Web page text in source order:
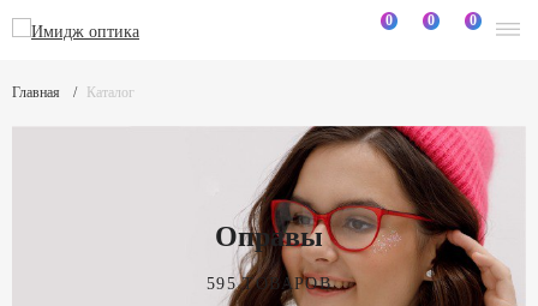
0 0 0
Главная Каталог
Оправы
595 ТОВАРОВ